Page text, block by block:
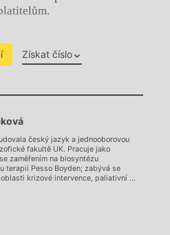
Získat číslo
se.
český jazyk a jednooborovou
fakultě UK. Pracuje jako
zaměřením na biosyntézu
terapii Pesso Boyden; zabývá se
krizové intervence, paliativní ...